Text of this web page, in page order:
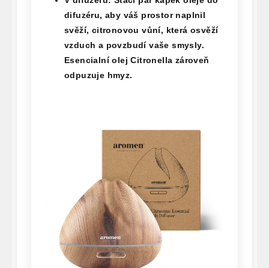
difuzéru, aby váš prostor naplnil
svěží, citronovou vůní, která osvěží
vzduch a povzbudí vaše smysly.
Esencialní olej Citronella zároveň
odpuzuje hmyz.